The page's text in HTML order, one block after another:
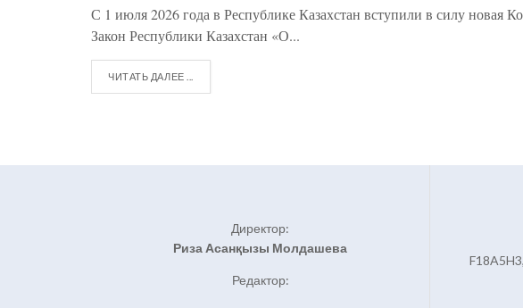
С 1 июля 2026 года в Республике Казахстан вступили в силу новая
Закон Республики Казахстан «О...
ЧИТАТЬ ДАЛЕЕ ...
Директор:
Риза Асанқызы Молдашева
Редактор: